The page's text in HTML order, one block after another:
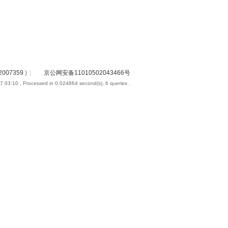
) | 京公网安备11010502043466号
03:10 , Processed in 0.024864 second(s), 6 queries .